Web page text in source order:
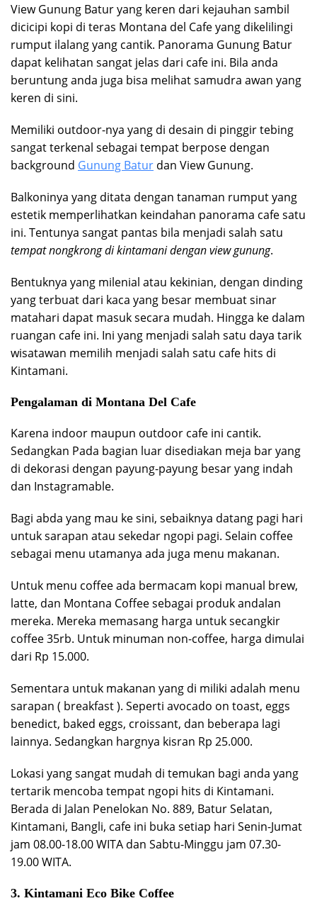
View Gunung Batur yang keren dari kejauhan sambil
dicicipi kopi di teras Montana del Cafe yang dikelilingi
rumput ilalang yang cantik. Panorama Gunung Batur
dapat kelihatan sangat jelas dari cafe ini. Bila anda
beruntung anda juga bisa melihat samudra awan yang
keren di sini.
Memiliki outdoor-nya yang di desain di pinggir tebing
sangat terkenal sebagai tempat berpose dengan
background Gunung Batur dan View Gunung.
Balkoninya yang ditata dengan tanaman rumput yang
estetik memperlihatkan keindahan panorama cafe satu
ini. Tentunya sangat pantas bila menjadi salah satu
tempat nongkrong di kintamani dengan view gunung.
Bentuknya yang milenial atau kekinian, dengan dinding
yang terbuat dari kaca yang besar membuat sinar
matahari dapat masuk secara mudah. Hingga ke dalam
ruangan cafe ini. Ini yang menjadi salah satu daya tarik
wisatawan memilih menjadi salah satu cafe hits di
Kintamani.
Pengalaman di Montana Del Cafe
Karena indoor maupun outdoor cafe ini cantik.
Sedangkan Pada bagian luar disediakan meja bar yang
di dekorasi dengan payung-payung besar yang indah
dan Instagramable.
Bagi abda yang mau ke sini, sebaiknya datang pagi hari
untuk sarapan atau sekedar ngopi pagi. Selain coffee
sebagai menu utamanya ada juga menu makanan.
Untuk menu coffee ada bermacam kopi manual brew,
latte, dan Montana Coffee sebagai produk andalan
mereka. Mereka memasang harga untuk secangkir
coffee 35rb. Untuk minuman non-coffee, harga dimulai
dari Rp 15.000.
Sementara untuk makanan yang di miliki adalah menu
sarapan ( breakfast ). Seperti avocado on toast, eggs
benedict, baked eggs, croissant, dan beberapa lagi
lainnya. Sedangkan hargnya kisran Rp 25.000.
Lokasi yang sangat mudah di temukan bagi anda yang
tertarik mencoba tempat ngopi hits di Kintamani.
Berada di Jalan Penelokan No. 889, Batur Selatan,
Kintamani, Bangli, cafe ini buka setiap hari Senin-Jumat
jam 08.00-18.00 WITA dan Sabtu-Minggu jam 07.30-
19.00 WITA.
3. Kintamani Eco Bike Coffee